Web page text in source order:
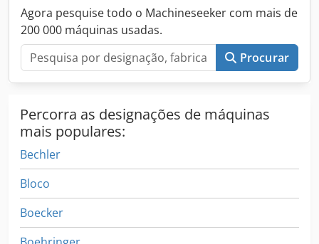
Agora pesquise todo o Machineseeker com mais de
200 000 máquinas usadas.
Procurar
Percorra as designações de máquinas
mais populares:
Bechler
Bloco
Boecker